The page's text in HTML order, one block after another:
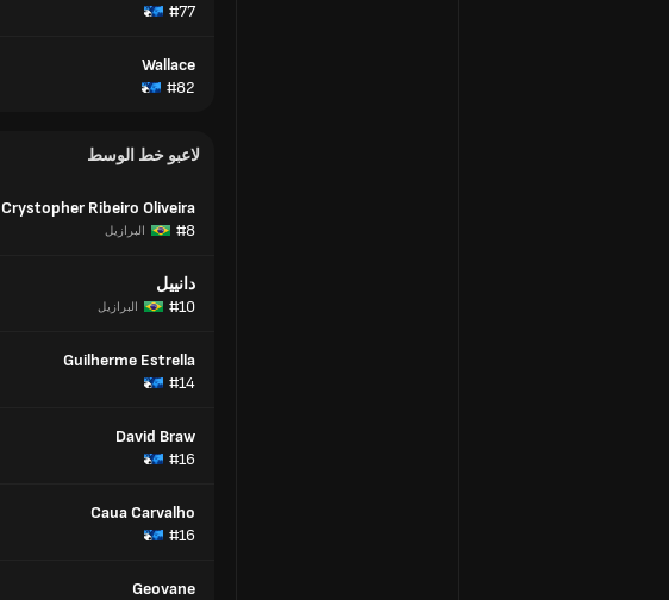
#77
Wallace
#82
لاعبو خط الوسط
Crystopher Ribeiro Oliveira
#8
البرازيل
دانييل
#10
البرازيل
Guilherme Estrella
#14
David Braw
#16
Caua Carvalho
#16
Geovane